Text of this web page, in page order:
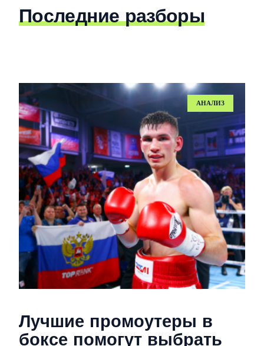
Последние разборы
Лучшие промоутеры в
боксе помогут выбрать